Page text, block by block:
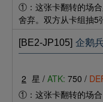
①：这张卡翻转的场
舍弃。双方从卡组抽5
[BE2-JP105] 企鹅
2 星 / ATK: 750 /
①：这张卡翻转的场